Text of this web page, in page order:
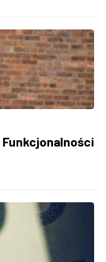
Funkcjonalności